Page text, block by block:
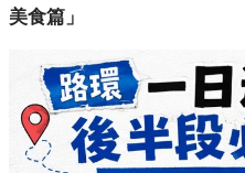
美食篇」